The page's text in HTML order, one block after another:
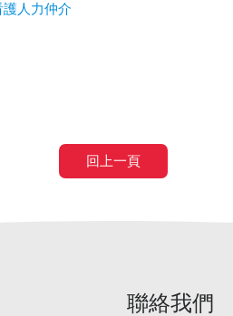
護人力仲介
回上一頁
聯絡我們